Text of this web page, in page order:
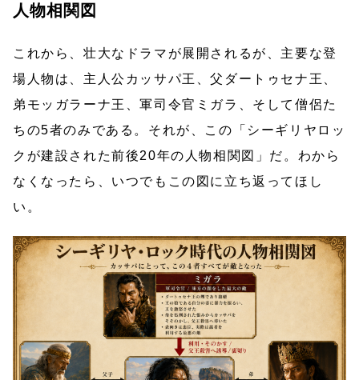
人物相関図
これから、壮大なドラマが展開されるが、主要な登
場人物は、主人公カッサパ王、父ダートゥセナ王、
弟モッガラーナ王、軍司令官ミガラ、そして僧侶た
ちの5者のみである。それが、この「シーギリヤロッ
クが建設された前後20年の人物相関図」だ。わから
なくなったら、いつでもこの図に立ち返ってほし
い。